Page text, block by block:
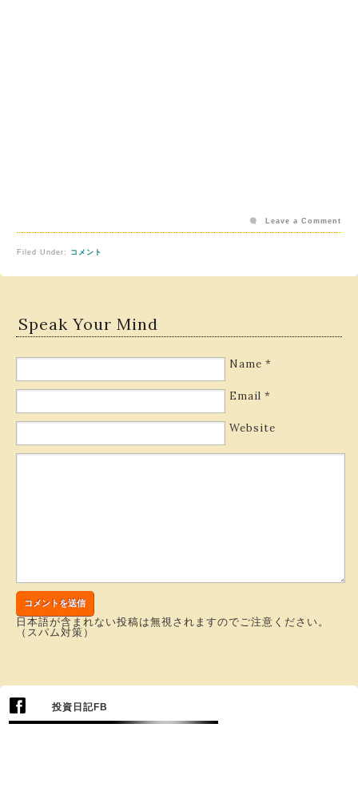
Filed Under: コメント
Leave a Comment
Speak Your Mind
Name *
Email *
Website
日本語が含まれない投稿は無視されますのでご注意ください。
（スパム対策）
投資日記FB